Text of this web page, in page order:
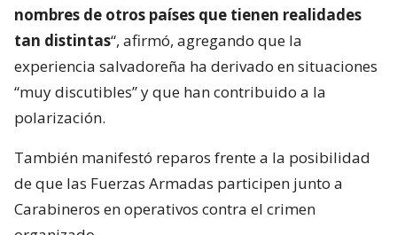
nombres de otros países que tienen realidades
tan distintas“, afirmó, agregando que la
experiencia salvadoreña ha derivado en situaciones
“muy discutibles” y que han contribuido a la
polarización.
También manifestó reparos frente a la posibilidad
de que las Fuerzas Armadas participen junto a
Carabineros en operativos contra el crimen